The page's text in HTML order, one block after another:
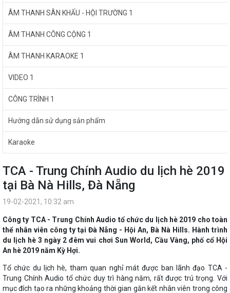
ÂM THANH SÂN KHẤU - HỘI TRƯỜNG 1
ÂM THANH CÔNG CỘNG 1
ÂM THANH KARAOKE 1
VIDEO 1
CÔNG TRÌNH 1
Hướng dẫn sử dụng sản phẩm
Karaoke
TCA - Trung Chính Audio du lịch hè 2019
tại Bà Nà Hills, Đà Nẵng
19-02-2021, 10:32 am
Công ty TCA - Trung Chính Audio tổ chức du lịch hè 2019 cho toàn
thể nhân viên công ty tại Đà Nẵng - Hội An, Bà Nà Hills. Hành trình
du lịch hè 3 ngày 2 đêm vui chơi Sun World, Cầu Vàng, phố cổ Hội
An hè 2019 năm Kỳ Hợi.
Tổ chức du lịch hè, tham quan nghỉ mát được ban lãnh đạo TCA -
Trung Chính Audio tổ chức duy trì hàng năm, rất được trú trọng. Với
mục đích tạo ra những khoảng thời gian gắn kết nhân viên trong công